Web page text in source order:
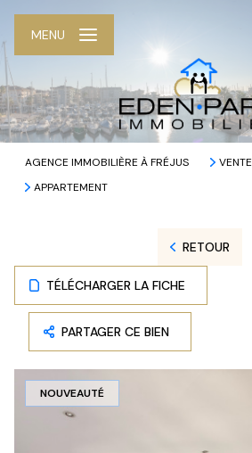
MENU
AGENCE IMMOBILIÈRE À FRÉJUS VENTE
APPARTEMENT
RETOUR
TÉLÉCHARGER LA FICHE
PARTAGER CE BIEN
NOUVEAUTÉ